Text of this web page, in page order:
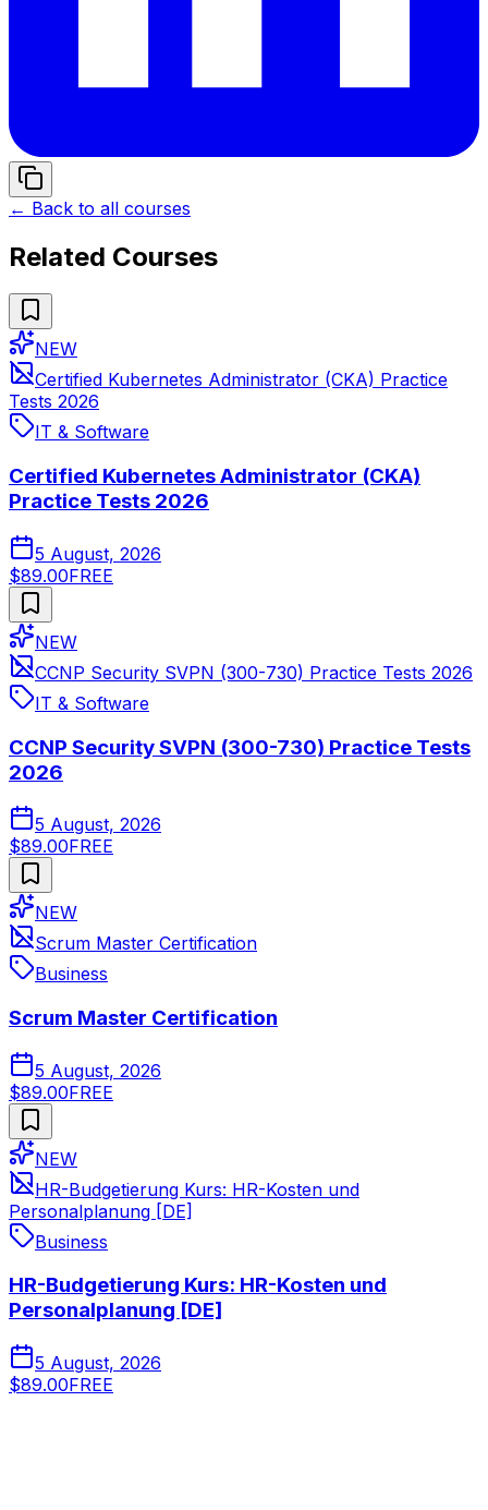
← Back to all courses
Related Courses
NEW
Certified Kubernetes Administrator (CKA) Practice
Tests 2026
IT & Software
Certified Kubernetes Administrator (CKA)
Practice Tests 2026
5 August, 2026
$89.00FREE
NEW
CCNP Security SVPN (300-730) Practice Tests 2026
IT & Software
CCNP Security SVPN (300-730) Practice Tests
2026
5 August, 2026
$89.00FREE
NEW
Scrum Master Certification
Business
Scrum Master Certification
5 August, 2026
$89.00FREE
NEW
HR-Budgetierung Kurs: HR-Kosten und
Personalplanung [DE]
Business
HR-Budgetierung Kurs: HR-Kosten und
Personalplanung [DE]
5 August, 2026
$89.00FREE